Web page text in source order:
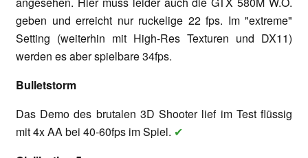
geben und erreicht nur ruckelige 22 fps. Im "extreme"
Setting (weiterhin mit High-Res Texturen und DX11)
werden es aber spielbare 34fps.
Bulletstorm
Das Demo des brutalen 3D Shooter lief im Test flüssig
mit 4x AA bei 40-60fps im Spiel. ✔